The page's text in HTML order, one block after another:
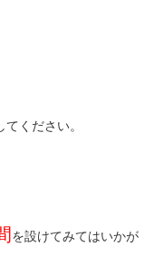
ください。
を設けてみてはいかが